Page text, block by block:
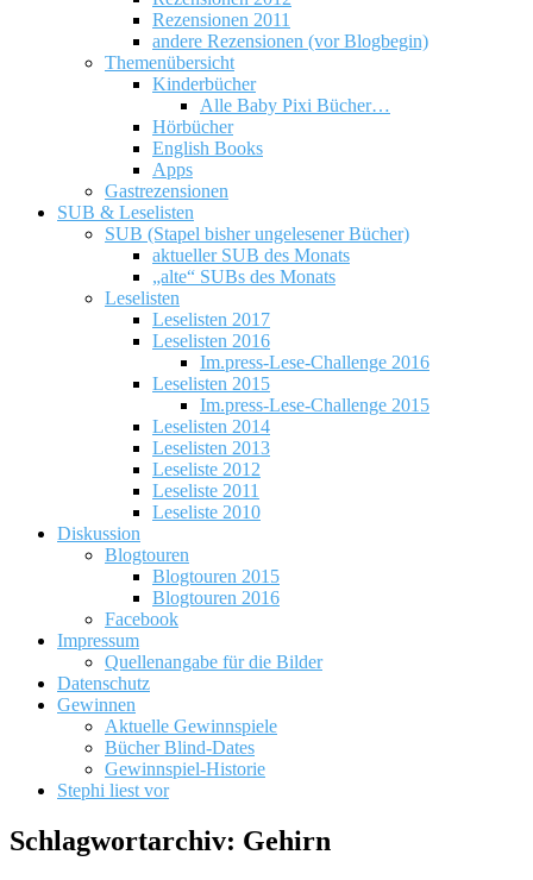
Rezensionen 2011
andere Rezensionen (vor Blogbegin)
Themenübersicht
Kinderbücher
Alle Baby Pixi Bücher…
Hörbücher
English Books
Apps
Gastrezensionen
SUB & Leselisten
SUB (Stapel bisher ungelesener Bücher)
aktueller SUB des Monats
„alte“ SUBs des Monats
Leselisten
Leselisten 2017
Leselisten 2016
Im.press-Lese-Challenge 2016
Leselisten 2015
Im.press-Lese-Challenge 2015
Leselisten 2014
Leselisten 2013
Leseliste 2012
Leseliste 2011
Leseliste 2010
Diskussion
Blogtouren
Blogtouren 2015
Blogtouren 2016
Facebook
Impressum
Quellenangabe für die Bilder
Datenschutz
Gewinnen
Aktuelle Gewinnspiele
Bücher Blind-Dates
Gewinnspiel-Historie
Stephi liest vor
Schlagwortarchiv: Gehirn